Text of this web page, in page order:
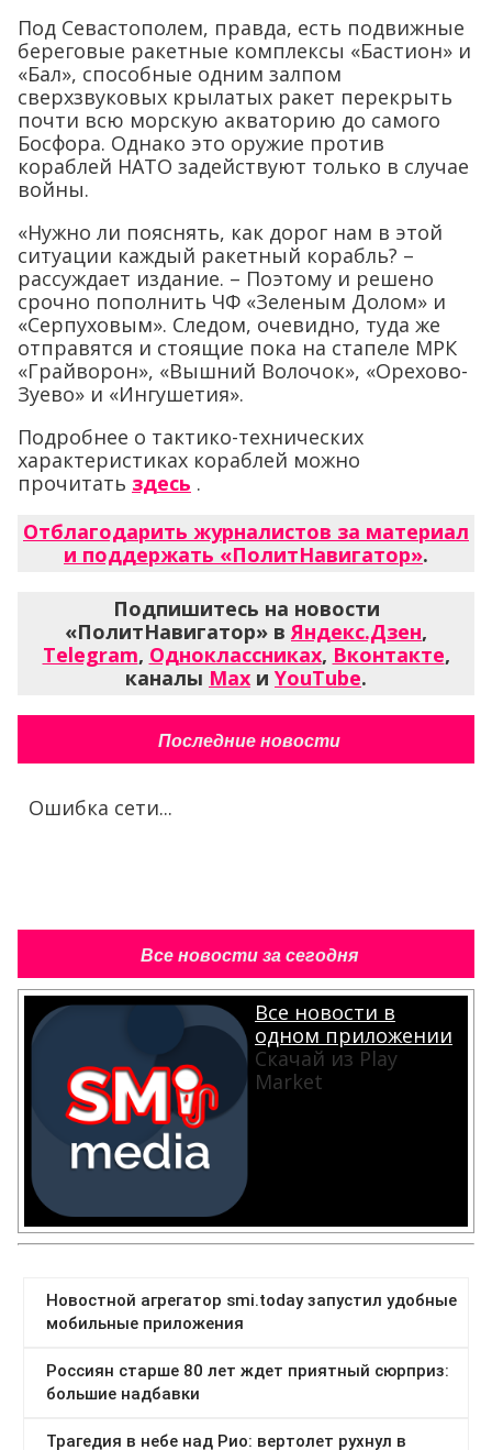
Под Севастополем, правда, есть подвижные
береговые ракетные комплексы «Бастион» и
«Бал», способные одним залпом
сверхзвуковых крылатых ракет перекрыть
почти всю морскую акваторию до самого
Босфора. Однако это оружие против
кораблей НАТО задействуют только в случае
войны.
«Нужно ли пояснять, как дорог нам в этой
ситуации каждый ракетный корабль? –
рассуждает издание. – Поэтому и решено
срочно пополнить ЧФ «Зеленым Долом» и
«Серпуховым». Следом, очевидно, туда же
отправятся и стоящие пока на стапеле МРК
«Грайворон», «Вышний Волочок», «Орехово-
Зуево» и «Ингушетия».
Подробнее о тактико-технических
характеристиках кораблей можно
прочитать здесь .
Отблагодарить журналистов за материал
и поддержать «ПолитНавигатор».
Подпишитесь на новости
«ПолитНавигатор» вЯндекс.Дзен,
Telegram, Одноклассниках, Вконтакте,
каналы Max и YouTube.
Последние новости
Ошибка сети...
Все новости за сегодня
Все новости в
одном приложении
Скачай из Play
Market